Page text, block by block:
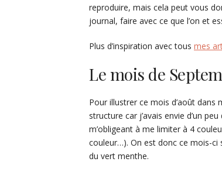
reproduire, mais cela peut vous
journal, faire avec ce que l’on et
Plus d’inspiration avec tous mes
Le mois de
Pour illustrer ce mois d’août
structure car j’avais envie d’un
m’obligeant à me limiter à 4
couleur…). On est donc ce mois-ci
du vert menthe.